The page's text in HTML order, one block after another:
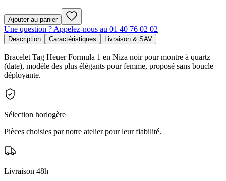
Ajouter au panier
Une question ? Appelez-nous au 01 40 76 02 02
Description Caractéristiques Livraison & SAV
Bracelet Tag Heuer Formula 1 en Niza noir pour montre à quartz
(date), modèle des plus élégants pour femme, proposé sans boucle
déployante.
Sélection horlogère
Pièces choisies par notre atelier pour leur fiabilité.
Livraison 48h